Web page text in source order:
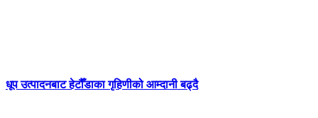
धूप उत्पादनबाट हेटौँडाका गृहिणीको आम्दानी बढ्दै